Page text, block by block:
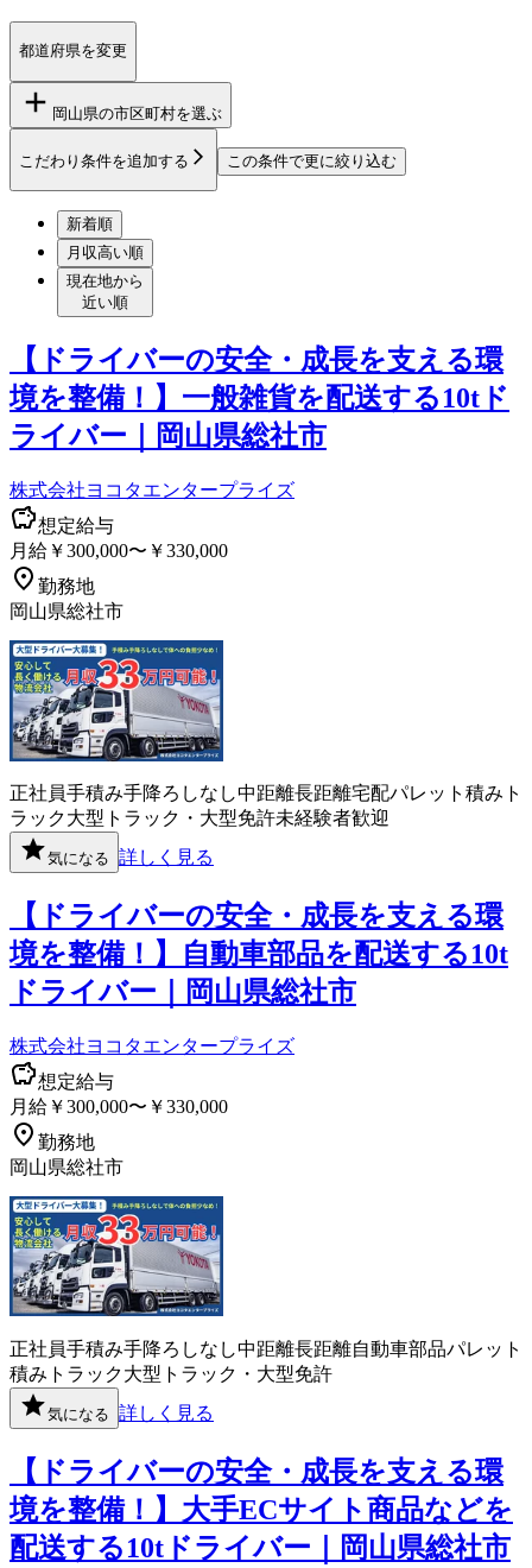
都道府県を変更
岡山県の市区町村を選ぶ
こだわり条件を追加する この条件で更に絞り込む
新着順
月収高い順
現在地から
近い順
【ドライバーの安全・成長を支える環
境を整備！】一般雑貨を配送する10tド
ライバー｜岡山県総社市
株式会社ヨコタエンタープライズ
想定給与
月給￥300,000〜￥330,000
勤務地
岡山県総社市
正社員手積み手降ろしなし中距離長距離宅配パレット積み ト
ラック大型トラック・大型免許未経験者歓迎
気になる 詳しく見る
【ドライバーの安全・成長を支える環
境を整備！】自動車部品を配送する10t
ドライバー｜岡山県総社市
株式会社ヨコタエンタープライズ
想定給与
月給￥300,000〜￥330,000
勤務地
岡山県総社市
正社員手積み手降ろしなし中距離長距離自動車部品パレット
積み トラック大型トラック・大型免許
気になる 詳しく見る
【ドライバーの安全・成長を支える環
境を整備！】大手ECサイト商品などを
配送する10tドライバー｜岡山県総社市